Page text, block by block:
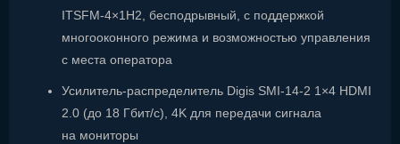
ITSFM-4×1H2, бесподрывный, с поддержкой
многооконного режима и возможностью управления
с места оператора
Усилитель-распределитель Digis SMI-14-2 1×4 HDMI
2.0 (до 18 Гбит/с), 4K для передачи сигнала
на мониторы